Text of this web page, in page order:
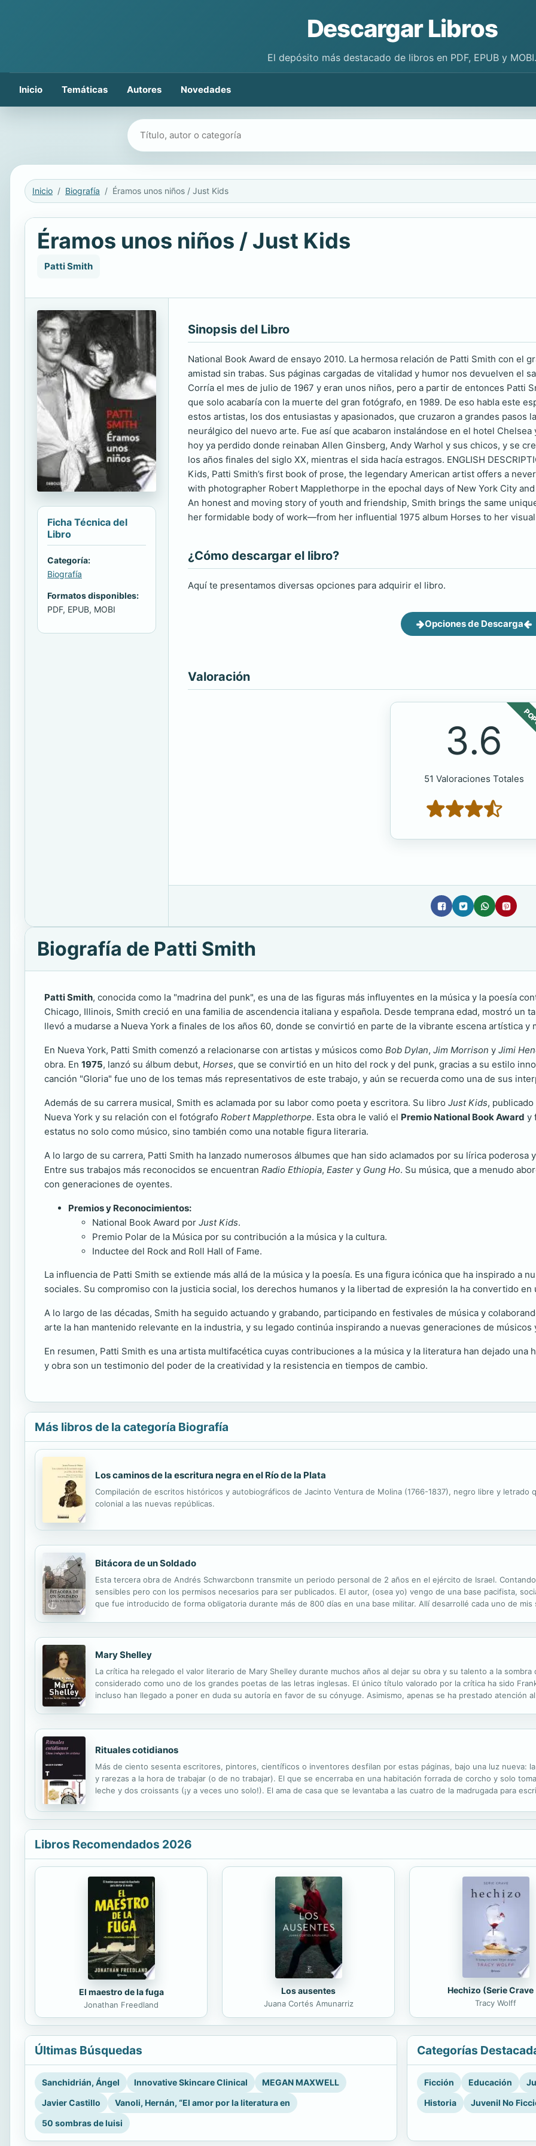
Descargar Libros
El depósito más destacado de libros en PDF, EPUB y MOBI.
Inicio Temáticas Autores Novedades
Buscar libros
Inicio Biografía Éramos unos niños / Just Kids
Éramos unos niños / Just Kids
Patti Smith
Ficha Técnica del
Libro
Categoría:
Biografía
Formatos disponibles:
PDF, EPUB, MOBI
Sinopsis del Libro
National Book Award de ensayo 2010. La hermosa relación de Patti Smith con el
amistad sin trabas. Sus páginas cargadas de vitalidad y humor nos devuelven el
Corría el mes de julio de 1967 y eran unos niños, pero a partir de entonces Patti
que solo acabaría con la muerte del gran fotógrafo, en 1989. De eso habla este
estos artistas, los dos entusiastas y apasionados, que cruzaron a grandes pasos
neurálgico del nuevo arte. Fue así que acabaron instalándose en el hotel
hoy ya perdido donde reinaban Allen Ginsberg, Andy Warhol y sus chicos, y se
los años finales del siglo XX, mientras el sida hacía estragos. ENGLISH
Kids, Patti Smith’s first book of prose, the legendary American artist offers a
with photographer Robert Mapplethorpe in the epochal days of New York City
An honest and moving story of youth and friendship, Smith brings the same
her formidable body of work—from her influential 1975 album Horses to her
¿Cómo descargar el libro?
Aquí te presentamos diversas opciones para adquirir el libro.
Opciones de Descarga
Valoración
3.6
51 Valoraciones Totales
Biografía de Patti Smith
Patti Smith, conocida como la "madrina del punk", es una de las figuras más influyentes en la música y la poesía
Chicago, Illinois, Smith creció en una familia de ascendencia italiana y española. Desde temprana edad, mostró un
llevó a mudarse a Nueva York a finales de los años 60, donde se convirtió en parte de la vibrante escena artística y
En Nueva York, Patti Smith comenzó a relacionarse con artistas y músicos como Bob Dylan, Jim Morrison y Jimi
obra. En 1975, lanzó su álbum debut, Horses, que se convirtió en un hito del rock y del punk, gracias a su estilo
canción "Gloria" fue uno de los temas más representativos de este trabajo, y aún se recuerda como una de sus
Además de su carrera musical, Smith es aclamada por su labor como poeta y escritora. Su libro Just Kids,
Nueva York y su relación con el fotógrafo Robert Mapplethorpe. Esta obra le valió el Premio National Book Award y
estatus no solo como músico, sino también como una notable figura literaria.
A lo largo de su carrera, Patti Smith ha lanzado numerosos álbumes que han sido aclamados por su lírica
Entre sus trabajos más reconocidos se encuentran Radio Ethiopia, Easter y Gung Ho. Su música, que a menudo
con generaciones de oyentes.
Premios y Reconocimientos:
National Book Award por Just Kids.
Premio Polar de la Música por su contribución a la música y la cultura.
Inductee del Rock and Roll Hall of Fame.
La influencia de Patti Smith se extiende más allá de la música y la poesía. Es una figura icónica que ha inspirado a
sociales. Su compromiso con la justicia social, los derechos humanos y la libertad de expresión la ha convertido
A lo largo de las décadas, Smith ha seguido actuando y grabando, participando en festivales de música y
arte la han mantenido relevante en la industria, y su legado continúa inspirando a nuevas generaciones de músicos
En resumen, Patti Smith es una artista multifacética cuyas contribuciones a la música y la literatura han dejado
y obra son un testimonio del poder de la creatividad y la resistencia en tiempos de cambio.
Más libros de la categoría Biografía
Los caminos de la escritura negra en el Río de la Plata
Compilación de escritos históricos y autobiográficos de Jacinto Ventura de Molina (1766-1837), negro libre y letrado
colonial a las nuevas repúblicas.
Bitácora de un Soldado
Esta tercera obra de Andrés Schwarcbonn transmite un periodo personal de 2 años en el ejército de Israel.
sensibles pero con los permisos necesarios para ser publicados. El autor, (osea yo) vengo de una base pacifista,
que fue introducido de forma obligatoria durante más de 800 días en una base militar. Allí desarrollé cada uno de
Mary Shelley
La crítica ha relegado el valor literario de Mary Shelley durante muchos años al dejar su obra y su talento a la
considerado como uno de los grandes poetas de las letras inglesas. El único título valorado por la crítica ha sido
incluso han llegado a poner en duda su autoría en favor de su cónyuge. Asimismo, apenas se ha prestado atención
Rituales cotidianos
Más de ciento sesenta escritores, pintores, científicos o inventores desfilan por estas páginas, bajo una luz nueva:
y rarezas a la hora de trabajar (o de no trabajar). El que se encerraba en una habitación forrada de corcho y solo
leche y dos croissants (¡y a veces uno solo!). El ama de casa que se levantaba a las cuatro de la madrugada para
Libros Recomendados 2026
El maestro de la fuga
Jonathan Freedland
Los ausentes
Juana Cortés Amunarriz
Hechizo (Serie Crave
Tracy Wolff
Últimas Búsquedas
Sanchidrián, Ángel Innovative Skincare Clinical
MEGAN MAXWELL
Javier Castillo
Vanoli, Hernán, “El amor por la literatura en
50 sombras de luisi
Categorías
Ficción Educación
Historia
Juvenil No